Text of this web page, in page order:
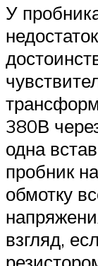
У
380В
одна
пробник
обмотку
взгляд,